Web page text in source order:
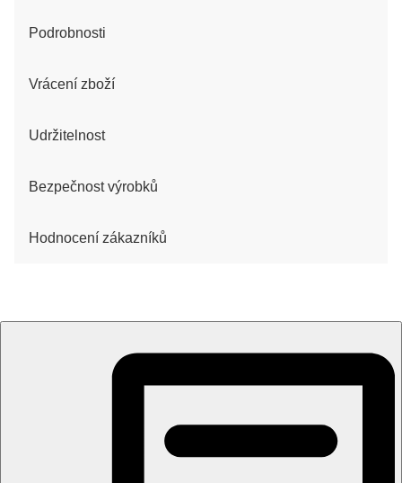
Podrobnosti
Vrácení zboží
Udržitelnost
Bezpečnost výrobků
Hodnocení zákazníků